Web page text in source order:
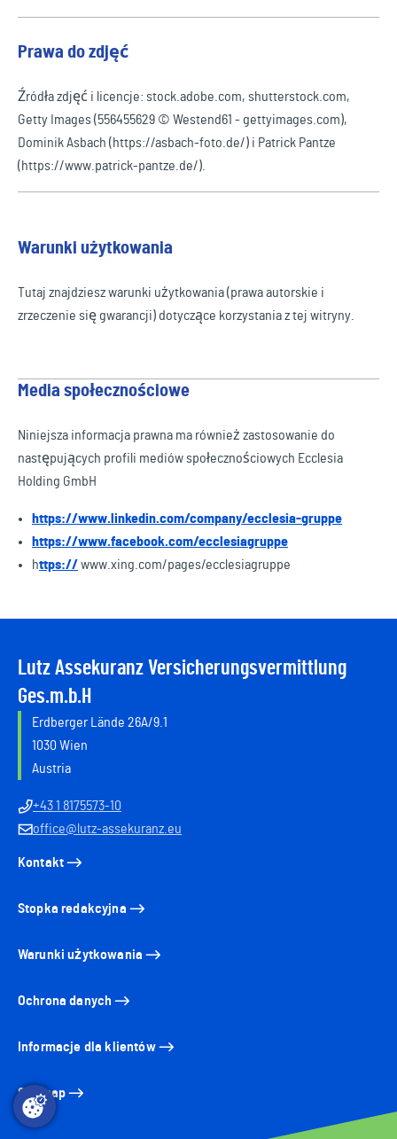
Prawa do zdjęć
Źródła zdjęć i licencje: stock.adobe.com, shutterstock.com,
Getty Images (556455629 © Westend61 - gettyimages.com),
Dominik Asbach (https://asbach-foto.de/) i Patrick Pantze
(https://www.patrick-pantze.de/).
Warunki użytkowania
Tutaj znajdziesz warunki użytkowania (prawa autorskie i
zrzeczenie się gwarancji) dotyczące korzystania z tej witryny.
Media społecznościowe
Niniejsza informacja prawna ma również zastosowanie do
następujących profili mediów społecznościowych Ecclesia
Holding GmbH
https://www.linkedin.com/company/ecclesia-gruppe
https://www.facebook.com/ecclesiagruppe
https://www.xing.com/pages/ecclesiagruppe
Lutz Assekuranz Versicherungsvermittlung
Ges.m.b.H
Erdberger Lände 26A/9.1
1030 Wien
Austria
+43 1 8175573-10
office@lutz-assekuranz.eu
Kontakt
Stopka redakcyjna
Warunki użytkowania
Ochrona danych
Informacje dla klientów
Sitemap